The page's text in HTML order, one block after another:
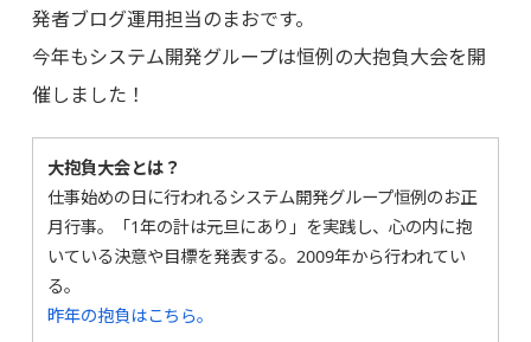
発者ブログ運用担当のまおです。
今年もシステム開発グループは恒例の大抱負大会を開
催しました！
大抱負大会とは？
仕事始めの日に行われるシステム開発グループ恒例のお正
月行事。「1年の計は元旦にあり」を実践し、心の内に抱
いている決意や目標を発表する。2009年から行われてい
る。
昨年の抱負はこちら。